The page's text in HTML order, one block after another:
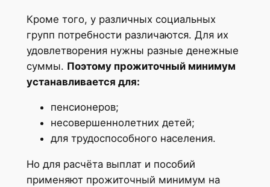
Кроме того, у различных социальных
групп потребности различаются. Для их
удовлетворения нужны разные денежные
суммы. Поэтому прожиточный минимум
устанавливается для:
пенсионеров;
несовершеннолетних детей;
для трудоспособного населения.
Но для расчёта выплат и пособий
применяют прожиточный минимум на